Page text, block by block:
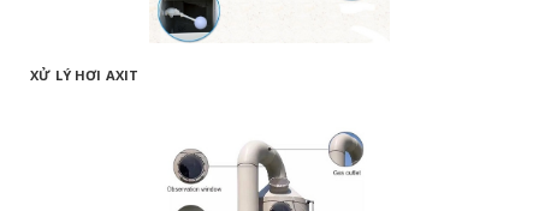
XỬ LÝ HƠI AXIT